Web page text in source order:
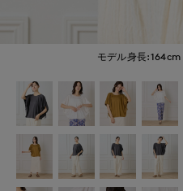
モデル身長:164cm